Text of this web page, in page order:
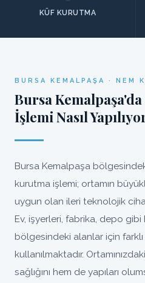
KÜF KURUTMA
BURSA KEMALPAŞA · NEM
Bursa
İşlemi Nasıl
Bursa Kemalpaşa
kurutma işlemi; ortamın
uygun olan ileri teknolojik
Ev, işyerleri, fabrika, depo
bölgesindeki alanlar için
kullanılmaktadır.
sağlığını hem de yapıları